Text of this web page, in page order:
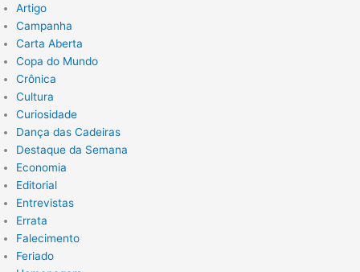
Artigo
Campanha
Carta Aberta
Copa do Mundo
Crônica
Cultura
Curiosidade
Dança das Cadeiras
Destaque da Semana
Economia
Editorial
Entrevistas
Errata
Falecimento
Feriado